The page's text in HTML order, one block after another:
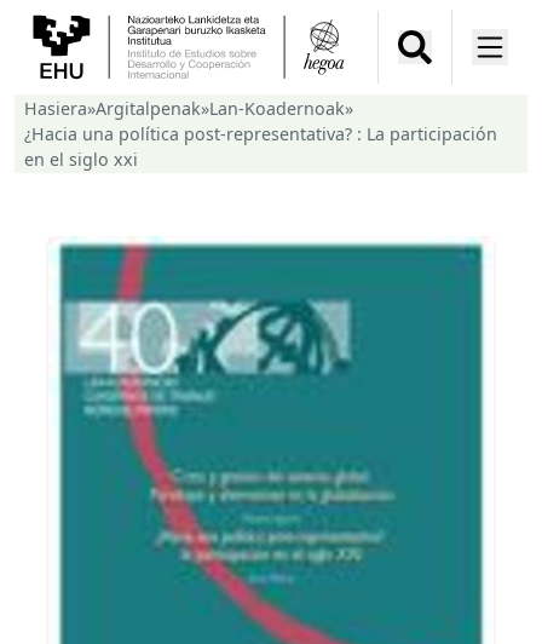
Hasiera»Argitalpenak»Lan-Koadernoak»
¿Hacia una política post-representativa? : La participación
en el siglo xxi